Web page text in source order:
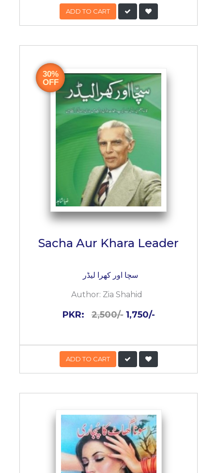
ADD TO CART
30%
OFF
Sacha Aur Khara Leader
سچا اور کھرا لیڈر
Author: Zia Shahid
PKR:2,500/- 1,750/-
ADD TO CART